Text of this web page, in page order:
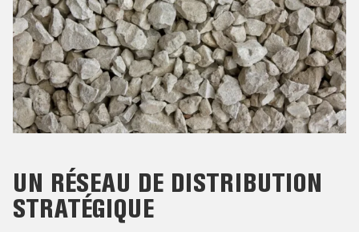
UN RÉSEAU DE DISTRIBUTION
STRATÉGIQUE